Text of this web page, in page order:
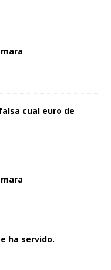
cual euro de
ha servido.